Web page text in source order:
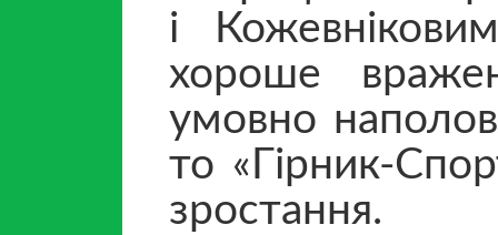
і
хороше
умовно
то «Гірник-
зростання.